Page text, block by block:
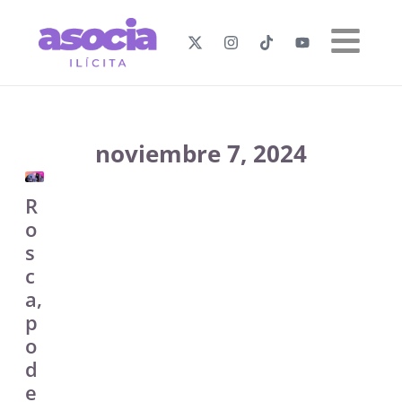
noviembre 7, 2024
R
o
s
c
a,
p
o
d
e